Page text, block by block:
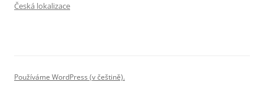
Česká lokalizace
Používáme WordPress (v češtině).